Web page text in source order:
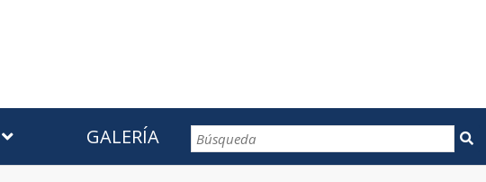
GALERÍA CONTACTOS